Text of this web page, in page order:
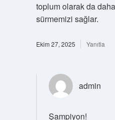
toplum olarak da
sürmemizi sağlar.
Ekim 27, 2025 Yanıtla
admin
Şampiyon!